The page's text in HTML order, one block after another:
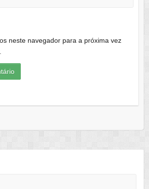
neste navegador para a próxima vez